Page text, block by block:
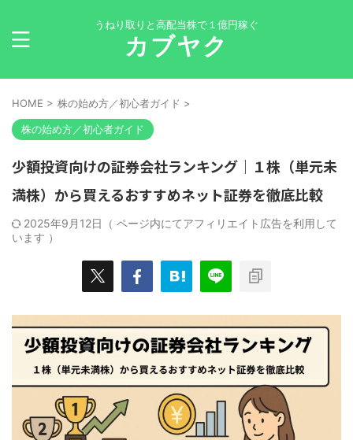
うねり取りと高配当株で１億円稼ぐ
カブヤク
HOME > 株の始め方／初心者ガイド >
株の始め方／初心者ガイド
少額投資向けの証券会社ランキング｜１株（単元未
満株）から買えるおすすめネット証券を徹底比較
2025年9月12日